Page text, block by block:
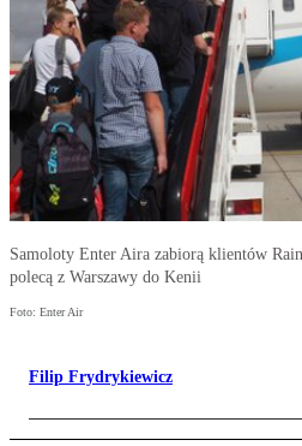
Samoloty Enter Aira zabiorą klientów
polecą z Warszawy do Kenii
Foto: Enter Air
Filip Frydrykiewicz